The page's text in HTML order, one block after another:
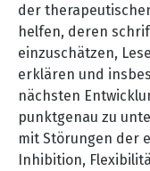
der
helfen, deren
einzuschätzen,
erklären und
nächsten
punktgenau zu
mit Störungen der
Inhibition,